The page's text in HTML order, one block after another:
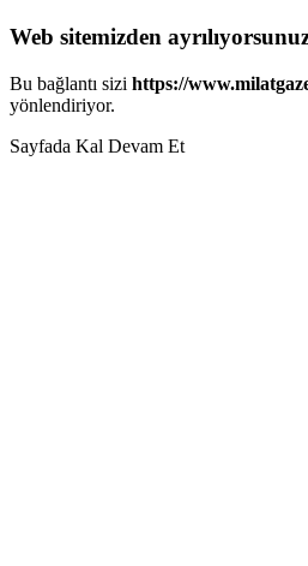
Web sitemizden
Bu bağlantı sizi https://
yönlendiriyor.
Sayfada Kal Devam Et